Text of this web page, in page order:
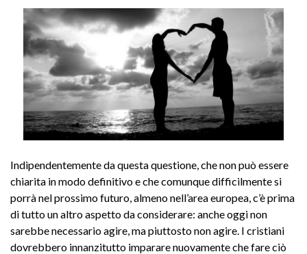
Indipendentemente da questa questione, che non può essere
chiarita in modo definitivo e che comunque difficilmente si
porrà nel prossimo futuro, almeno nell’area europea, c’è prima
di tutto un altro aspetto da considerare: anche oggi non
sarebbe necessario agire, ma piuttosto non agire. I cristiani
dovrebbero innanzitutto imparare nuovamente che fare ciò